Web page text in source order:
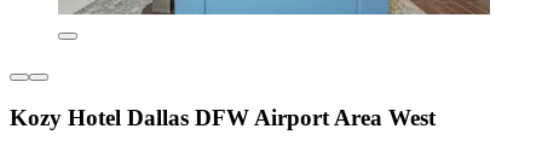
Kozy Hotel Dallas DFW Airport Area West